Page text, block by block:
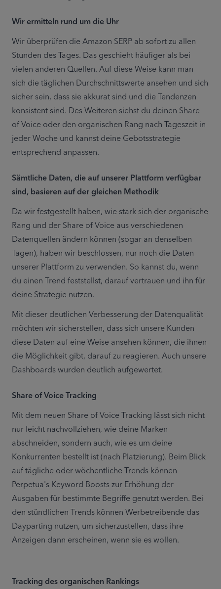
Wir ermitteln rund um die Uhr
Wir überprüfen die Amazon SERP ab sofort zu allen
Stunden des Tages. Das geschieht häufiger als bei
vielen anderen Quellen. Auf diese Weise kann man
sich die täglichen Durchschnittswerte ansehen und sich
sicher sein, dass sie akkurat sind und die Tendenzen
konsistent sind. Des Weiteren siehst du deinen Share
of Voice oder den organischen Rang nach Tageszeit in
jeder Woche und kannst deine Gebotsstrategie
entsprechend anpassen.
Sämtliche Daten, die auf unserer Plattform verfügbar
sind, basieren auf der gleichen Methodik
Da wir festgestellt haben, wie stark sich der organische
Rang und der Share of Voice aus verschiedenen
Datenquellen ändern können (sogar an denselben
Tagen), haben wir beschlossen, nur noch die Daten
unserer Plattform zu verwenden. So kannst du, wenn
du einen Trend feststellst, darauf vertrauen und ihn für
deine Strategie nutzen.
Mit dieser deutlichen Verbesserung der Datenqualität
möchten wir sicherstellen, dass sich unsere Kunden
diese Daten auf eine Weise ansehen können, die ihnen
die Möglichkeit gibt, darauf zu reagieren. Auch unsere
Dashboards wurden deutlich aufgewertet.
Share of Voice Tracking
Mit dem neuen Share of Voice Tracking lässt sich nicht
nur leicht nachvollziehen, wie deine Marken
abschneiden, sondern auch, wie es um deine
Konkurrenten bestellt ist (nach Platzierung). Beim Blick
auf tägliche oder wöchentliche Trends können
Perpetua's Keyword Boosts zur Erhöhung der
Ausgaben für bestimmte Begriffe genutzt werden. Bei
den stündlichen Trends können Werbetreibende das
Dayparting nutzen, um sicherzustellen, dass ihre
Anzeigen dann erscheinen, wenn sie es wollen.
Tracking des organischen Rankings